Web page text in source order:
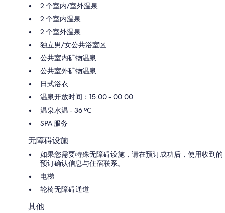
2 个室内/室外温泉
2 个室内温泉
2 个室外温泉
独立男/女公共浴室区
公共室内矿物温泉
公共室外矿物温泉
日式浴衣
温泉开放时间：15:00 - 00:00
温泉水温 - 36 ºC
SPA 服务
无障碍设施
如果您需要特殊无障碍设施，请在预订成功后，使用收到的
预订确认信息与住宿联系。
电梯
轮椅无障碍通道
其他